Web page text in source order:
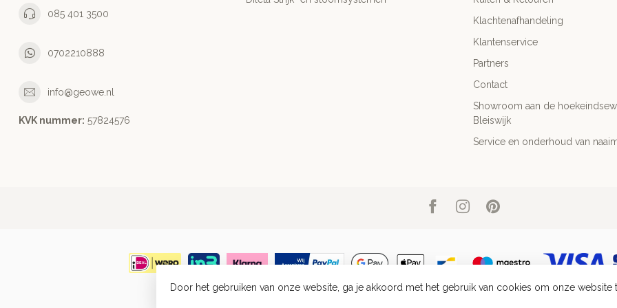
085 401 3500
0702210888
info@geowe.nl
KVK nummer: ‭57824576‬
Klachtenafhandeling
Klantenservice
Partners
Contact
Showroom aan de
Bleiswijk
Service en onderhoud van
© Copyright 2026 Fournituren, Gordijnbenodigdheden & Naaibenodigdheden |
Door het gebruiken van onze website, ga je akkoord met het gebruik van cookies om onze website